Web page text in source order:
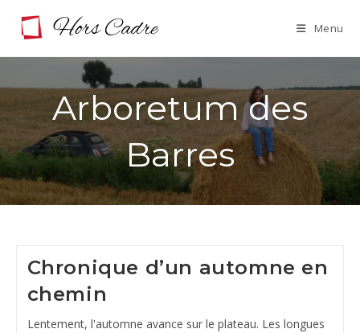
Menu
Arboretum des
Barres
Chronique d’un automne en
chemin
Lentement, l'automne avance sur le plateau. Les longues